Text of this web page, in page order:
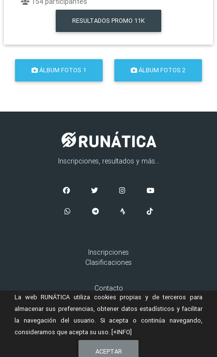
RESULTADOS PROMO 11K
ÁLBUM FOTOS 1 ÁLBUM FOTOS 2
Inscripciones, resultados y más...
Inscripciones
Clasificaciones
Contacto
Aviso Legal
Cookies
RUNÁTICAes una marca registrada de
Ingeniería, S.L.
La web RUNÁTICA utiliza cookies propias y de terceros para
almacenar sus preferencias, obtener datos estadísticos y facilitar
la navegación del usuario. Si acepta o continúa navegando,
consideramos que acepta su uso. [+INFO]
ACEPTAR